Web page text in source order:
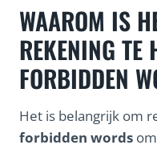
WAAROM IS
REKENING TE
FORBIDDEN
Het is belangrijk om
forbidden words